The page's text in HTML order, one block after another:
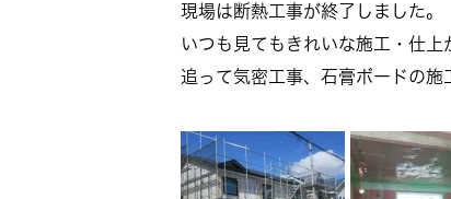
現場は断熱工事が終了しました。
いつも見てもきれいな施工・仕上
追って気密工事、石膏ボードの施